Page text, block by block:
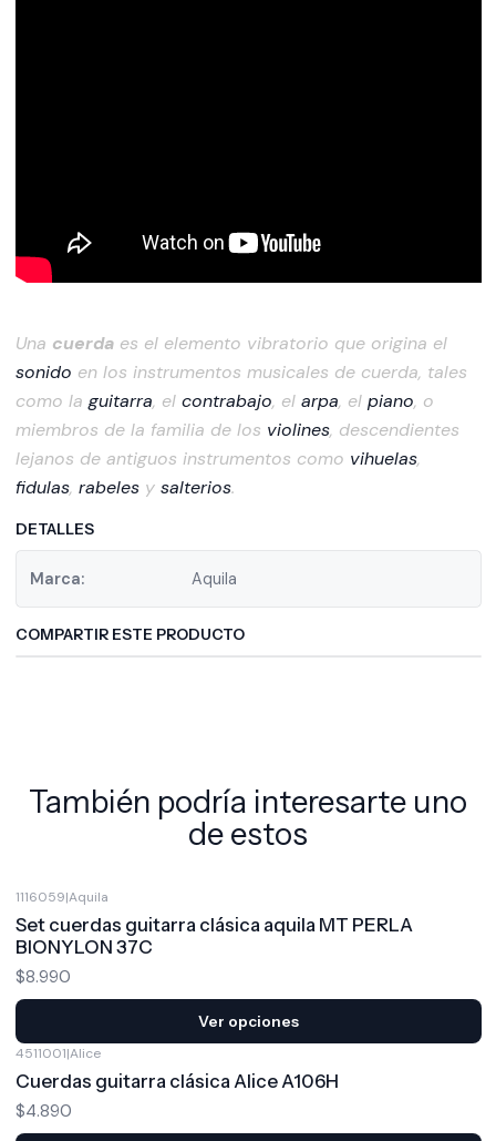
Una cuerdaes el elemento vibratorio que origina el
sonido en los instrumentos musicales de cuerda, tales
como laguitarra, el contrabajo, el arpa, el piano, o
miembros de la familia de los violines, descendientes
lejanos de antiguos instrumentos como vihuelas,
fidulas, rabelesy salterios.
DETALLES
Marca: Aquila
COMPARTIR ESTE PRODUCTO
También podría interesarte uno
de estos
1116059|Aquila
Set cuerdas guitarra clásica aquila MT PERLA
BIONYLON 37C
$8.990
Ver opciones
4511001|Alice
Cuerdas guitarra clásica Alice A106H
$4.890